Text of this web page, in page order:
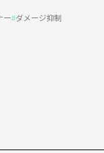
ダメージ抑制